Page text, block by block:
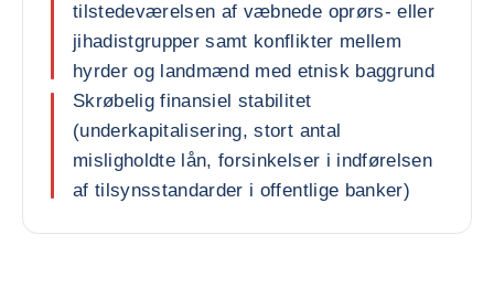
tilstedeværelsen af væbnede oprørs- eller
jihadistgrupper samt konflikter mellem
hyrder og landmænd med etnisk baggrund
Skrøbelig finansiel stabilitet
(underkapitalisering, stort antal
misligholdte lån, forsinkelser i indførelsen
af tilsynsstandarder i offentlige banker)